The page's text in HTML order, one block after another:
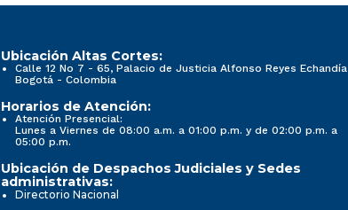
Ubicación Altas Cortes:
Calle 12 No 7 - 65, Palacio de Justicia Alfonso Reyes Echandía
Bogotá - Colombia
Horarios de Atención:
Atención Presencial:
Lunes a Viernes de 08:00 a.m. a 01:00 p.m. y de 02:00 p.m. a
05:00 p.m.
Ubicación de Despachos Judiciales y Sedes
administrativas:
Directorio Nacional